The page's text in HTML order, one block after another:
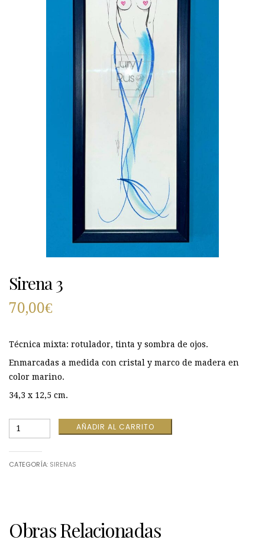
Sirena 3
70,00€
Técnica mixta: rotulador, tinta y sombra de ojos.
Enmarcadas a medida con cristal y marco de madera en
color marino.
34,3 x 12,5 cm.
Sirena
AÑADIR AL CARRITO
CATEGORÍA: SIRENAS
Obras Relacionadas